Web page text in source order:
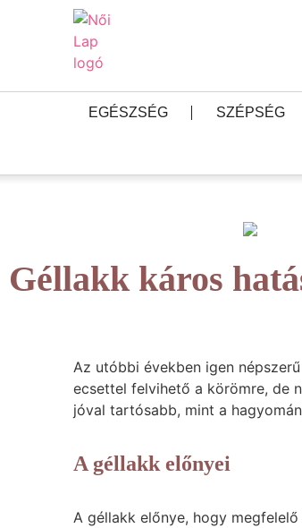
EGÉSZSÉG SZÉPSÉG
Géllakk káros
Az utóbbi években igen
ecsettel felvihető a körömre, de
jóval tartósabb, mint a
A géllakk előnyei
A géllakk előnye, hogy